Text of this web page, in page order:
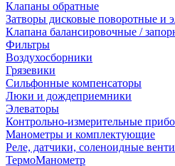
Клапаны обратные
Затворы дисковые поворотные и
Клапана балансировочные /
Фильтры
Воздухосборники
Грязевики
Сильфонные компенсаторы
Люки и дождеприемники
Элеваторы
Контрольно-измерительные
Манометры и комплектующие
Реле, датчики, соленоидные
ТермоМанометр